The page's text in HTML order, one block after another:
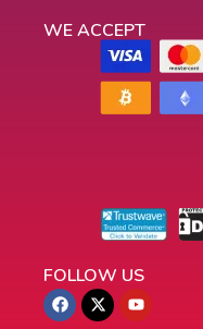
WE ACCEPT
FOLLOW US